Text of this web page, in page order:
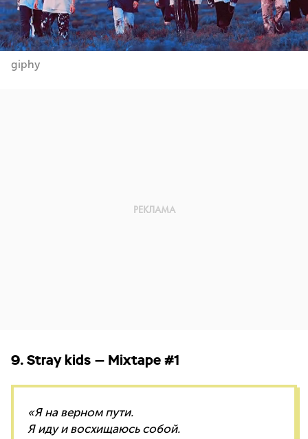
giphy
9. Stray kids — Mixtape #1
«Я на верном пути.
Я иду и восхищаюсь собой.